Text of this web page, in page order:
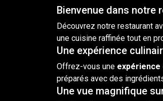
Bienvenue dans notre
Découvrez notre restaurant
une cuisine raffinée tout en
Une expérience
Offrez-vous une expérience
préparés avec des
Une vue magnifique